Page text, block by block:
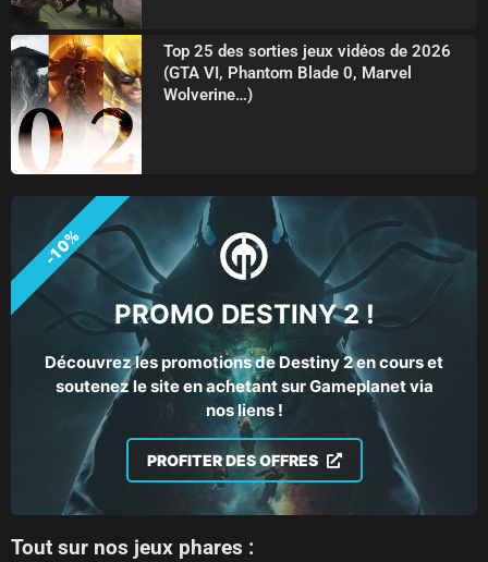
Top 25 des sorties jeux vidéos de 2026
(GTA VI, Phantom Blade 0, Marvel
Wolverine…)
PROMO DESTINY 2 !
Découvrez les promotions de Destiny 2 en cours et
soutenez le site en achetant sur Gameplanet via
nos liens !
PROFITER DES OFFRES
-10%
Tout sur nos jeux phares :